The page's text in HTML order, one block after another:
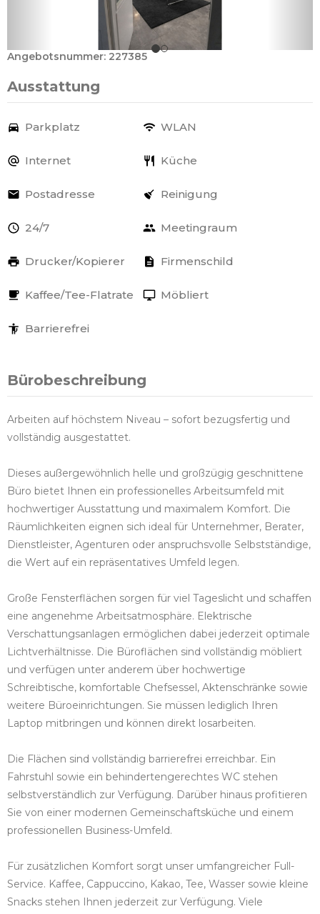
Angebotsnummer: 227385
Ausstattung
Parkplatz WLAN
Internet Küche
Postadresse Reinigung
24/7 Meetingraum
Drucker/Kopierer Firmenschild
Kaffee/Tee-Flatrate Möbliert
Barrierefrei
Bürobeschreibung
Arbeiten auf höchstem Niveau – sofort bezugsfertig und
vollständig ausgestattet.
Dieses außergewöhnlich helle und großzügig geschnittene
Büro bietet Ihnen ein professionelles Arbeitsumfeld mit
hochwertiger Ausstattung und maximalem Komfort. Die
Räumlichkeiten eignen sich ideal für Unternehmer, Berater,
Dienstleister, Agenturen oder anspruchsvolle Selbstständige,
die Wert auf ein repräsentatives Umfeld legen.
Große Fensterflächen sorgen für viel Tageslicht und schaffen
eine angenehme Arbeitsatmosphäre. Elektrische
Verschattungsanlagen ermöglichen dabei jederzeit optimale
Lichtverhältnisse. Die Büroflächen sind vollständig möbliert
und verfügen unter anderem über hochwertige
Schreibtische, komfortable Chefsessel, Aktenschränke sowie
weitere Büroeinrichtungen. Sie müssen lediglich Ihren
Laptop mitbringen und können direkt losarbeiten.
Die Flächen sind vollständig barrierefrei erreichbar. Ein
Fahrstuhl sowie ein behindertengerechtes WC stehen
selbstverständlich zur Verfügung. Darüber hinaus profitieren
Sie von einer modernen Gemeinschaftsküche und einem
professionellen Business-Umfeld.
Für zusätzlichen Komfort sorgt unser umfangreicher Full-
Service. Kaffee, Cappuccino, Kakao, Tee, Wasser sowie kleine
Snacks stehen Ihnen jederzeit zur Verfügung. Viele